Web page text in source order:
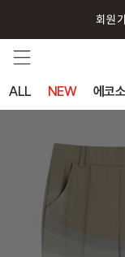
회원
ALL NEW 에코